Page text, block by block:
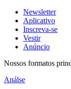
Newsletter
Aplicativo
Inscreva-se
Vestir
Anúncio
Nossos formatos
Análse